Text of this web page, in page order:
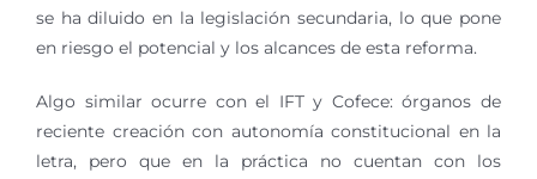
se ha diluido en la legislación secundaria, lo que pone
en riesgo el potencial y los alcances de esta reforma.
Algo similar ocurre con el IFT y Cofece: órganos de
reciente creación con autonomía constitucional en la
letra, pero que en la práctica no cuentan con los